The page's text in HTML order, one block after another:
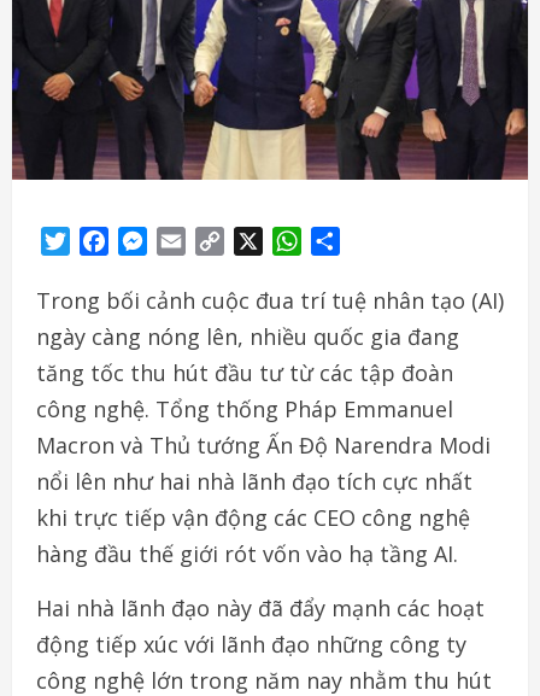
TwitterFacebookMessenger
Email
Copy
WhatsApp
Trong bối cảnh cuộc đua trí tuệ nhân tạo (AI)
ngày càng nóng lên, nhiều quốc gia đang
tăng tốc thu hút đầu tư từ các tập đoàn
công nghệ. Tổng thống Pháp Emmanuel
Macron và Thủ tướng Ấn Độ Narendra Modi
nổi lên như hai nhà lãnh đạo tích cực nhất
khi trực tiếp vận động các CEO công nghệ
hàng đầu thế giới rót vốn vào hạ tầng AI.
Hai nhà lãnh đạo này đã đẩy mạnh các hoạt
động tiếp xúc với lãnh đạo những công ty
công nghệ lớn trong năm nay nhằm thu hút